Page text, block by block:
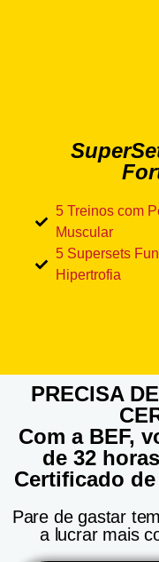
5 Treinos com
Muscular
5 Supersets
Hipertrofia
PRECISA
Com a BEF,
de 32
Certificado
Pare de gastar
a lucrar mais